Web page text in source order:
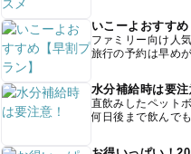
いこーよおすすめ
ファミリー向け人
旅行の予約は早め
水分補給時は要注
直飲みしたペットボ
何日後まで飲んで